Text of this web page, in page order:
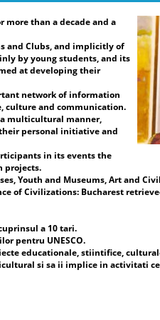
more than a decade and a
and Clubs, and implicitly of
by young students, and its
at developing their
network of information
culture and communication.
multicultural manner,
personal initiative and
in its events the
projects.
Youth and Museums, Art and
of Civilizations: Bucharest
a 10 tari.
pentru UNESCO.
educationale, stiintifice,
si sa ii implice in activitati